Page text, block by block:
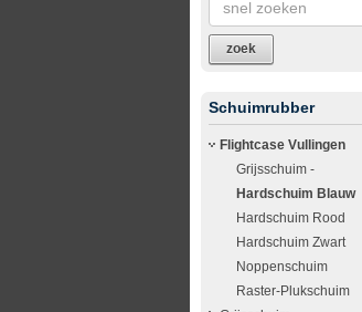
zoek
Schuimrubber
Flightcase Vullingen
Grijsschuim -
Hardschuim Blauw
Hardschuim Rood
Hardschuim Zwart
Noppenschuim
Raster-Plukschuim